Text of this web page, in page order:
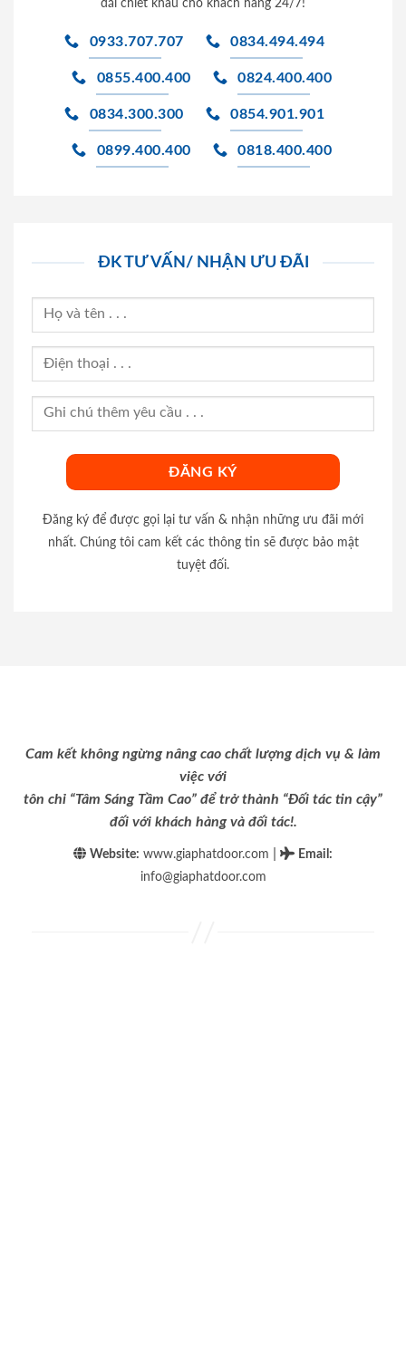
đãi chiết khấu cho khách hàng 24/7!
0933.707.707 0834.494.494
0855.400.400 0824.400.400
0834.300.300 0854.901.901
0899.400.400 0818.400.400
ĐK TƯ VẤN/ NHẬN ƯU ĐÃI
Đăng ký để được gọi lại tư vấn & nhận những ưu đãi mới
nhất. Chúng tôi cam kết các thông tin sẽ được bảo mật
tuyệt đối.
Cam kết không ngừng nâng cao chất lượng dịch vụ & làm
việc với
tôn chỉ “Tâm Sáng Tầm Cao” để trở thành “Đối tác tin cậy”
đối với khách hàng và đối tác!.
Website: www.giaphatdoor.com Email :
info@giaphatdoor.com